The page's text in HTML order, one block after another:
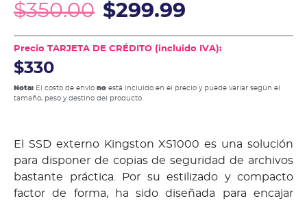
$350.00 $299.99
Precio TARJETA DE CRÉDITO (incluido IVA):
$330
Nota: El costo de envío no está incluido en el precio y puede variar según el
tamaño, peso y destino del producto.
El SSD externo Kingston XS1000 es una solución
para disponer de copias de seguridad de archivos
bastante práctica. Por su estilizado y compacto
factor de forma, ha sido diseñada para encajar